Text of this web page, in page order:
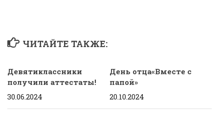
ЧИТАЙТЕ ТАКЖЕ:
Девятиклассники
получили аттестаты!
30.06.2024
День отца«Вместе с
папой»
20.10.2024